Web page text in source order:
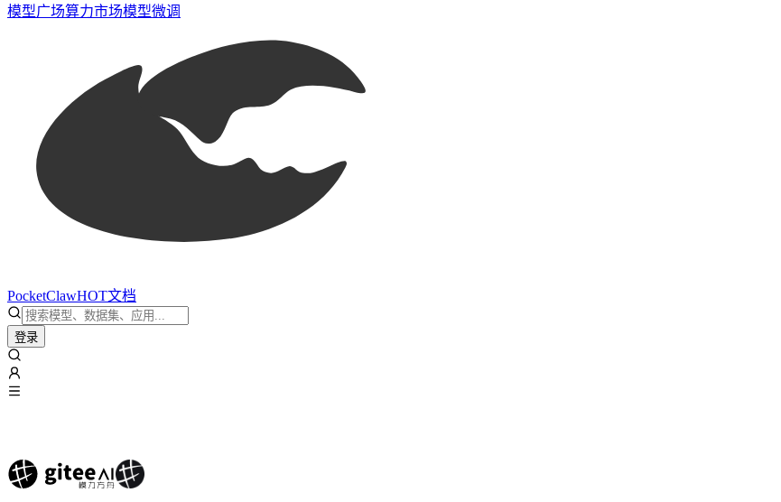
模型广场算力市场模型微调
PocketClawHOT文档
登录